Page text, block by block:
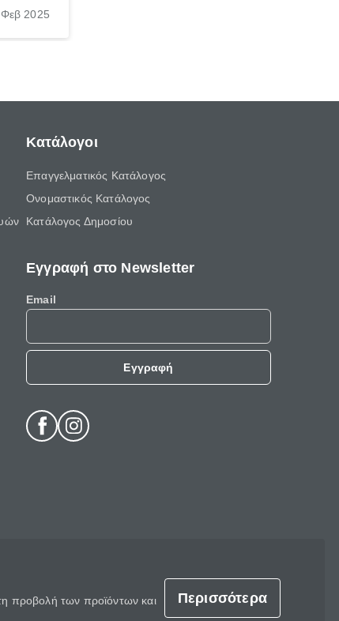
2025
Κατάλογοι
Επαγγελματικός Κατάλογος
Ονομαστικός Κατάλογος
Κατάλογος Δημοσίου
Εγγραφή στο Newsletter
Email
Εγγραφή
προβολή των προϊόντων και
Περισσότερα